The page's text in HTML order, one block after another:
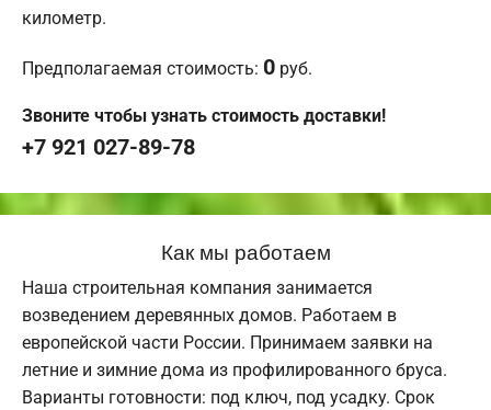
километр.
Предполагаемая стоимость: 0 руб.
Звоните чтобы узнать стоимость доставки!
+7 921 027-89-78
Как мы работаем
Наша строительная компания занимается
возведением деревянных домов. Работаем в
европейской части России. Принимаем заявки на
летние и зимние дома из профилированного бруса.
Варианты готовности: под ключ, под усадку. Срок